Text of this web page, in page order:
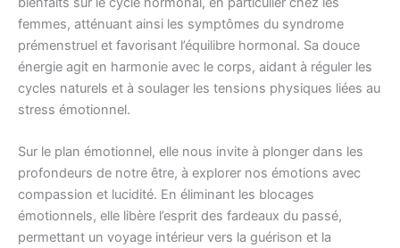
femmes, atténuant ainsi les symptômes du syndrome
prémenstruel et favorisant l’équilibre hormonal. Sa douce
énergie agit en harmonie avec le corps, aidant à réguler les
cycles naturels et à soulager les tensions physiques liées au
stress émotionnel.
Sur le plan émotionnel, elle nous invite à plonger dans les
profondeurs de notre être, à explorer nos émotions avec
compassion et lucidité. En éliminant les blocages
émotionnels, elle libère l’esprit des fardeaux du passé,
permettant un voyage intérieur vers la guérison et la